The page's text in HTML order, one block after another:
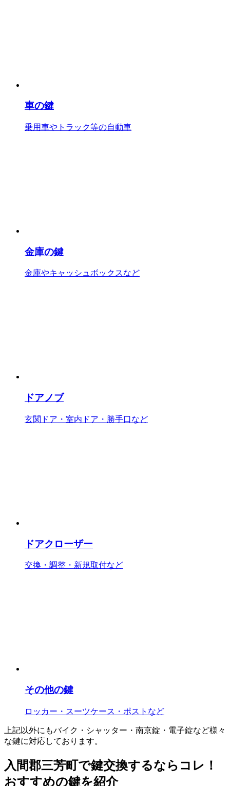
車の鍵
乗用車やトラック等の自動車
金庫の鍵
金庫やキャッシュボックスなど
ドアノブ
玄関ドア・室内ドア・勝手口など
ドアクローザー
交換・調整・新規取付など
その他の鍵
ロッカー・スーツケース・ポストなど
上記以外にもバイク・シャッター・南京錠・電子錠など様々
な鍵に対応しております。
入間郡三芳町で鍵交換するならコレ！
おすすめの鍵を紹介